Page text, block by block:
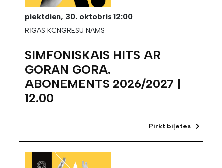
piektdien, 30. oktobris 12:00
RĪGAS KONGRESU NAMS
SIMFONISKAIS HITS AR
GORAN GORA.
ABONEMENTS 2026/2027 |
12.00
Pirkt biļetes